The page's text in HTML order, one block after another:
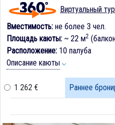
Виртуальный
Вместимость: не более 3 чел.
Площадь каюты: ~ 22 м2
Расположение: 10 палуба
Описание каюты
1 262 € Раннее